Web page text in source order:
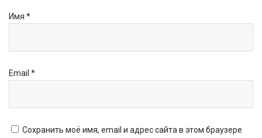
Имя *
Email *
Сохранить моё имя, email и адрес сайта в этом браузере